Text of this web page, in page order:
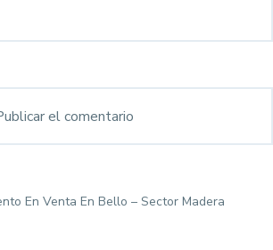
En Venta En Bello – Sector Madera